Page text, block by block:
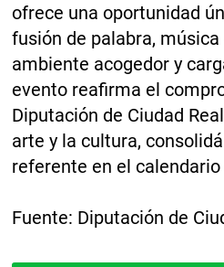
ofrece una oportunidad
fusión de palabra,
ambiente acogedor y
evento reafirma el
Diputación de Ciudad
arte y la cultura,
referente en el
Fuente: Diputación de